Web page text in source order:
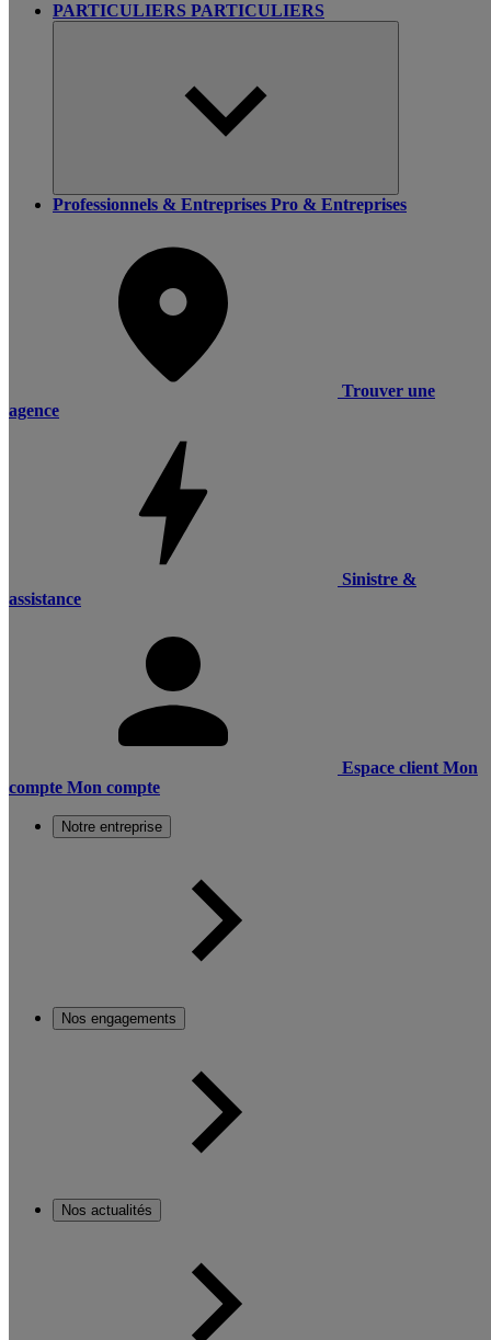
PARTICULIERS PARTICULIERS
Professionnels & Entreprises Pro & Entreprises
Trouver une
agence
Sinistre &
assistance
Espace client Mon
compte Mon compte
Notre entreprise
Nos engagements
Nos actualités